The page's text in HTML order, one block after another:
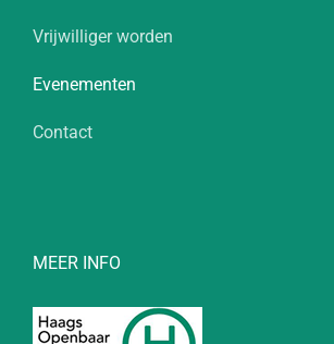
Vrijwilliger worden
Evenementen
Contact
MEER INFO